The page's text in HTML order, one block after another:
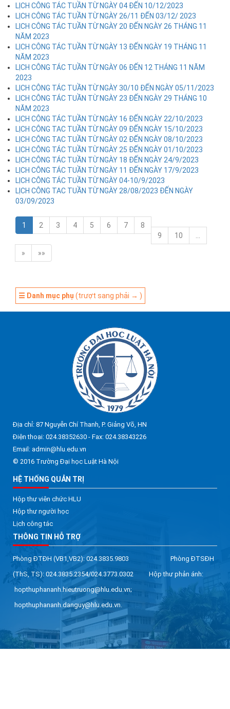
LỊCH CÔNG TÁC TUẦN TỪ NGÀY 04 ĐẾN 10/12/2023
LỊCH CÔNG TÁC TUẦN TỪ NGÀY 26/11 ĐẾN 03/12/ 2023
LỊCH CÔNG TÁC TUẦN TỪ NGÀY 20 ĐẾN NGÀY 26 THÁNG 11
NĂM 2023
LỊCH CÔNG TÁC TUẦN TỪ NGÀY 13 ĐẾN NGÀY 19 THÁNG 11
NĂM 2023
LỊCH CÔNG TÁC TUẦN TỪ NGÀY 06 ĐẾN 12 THÁNG 11 NĂM
2023
LỊCH CÔNG TÁC TUẦN TỪ NGÀY 30/10 ĐẾN NGÀY 05/11/2023
LỊCH CÔNG TÁC TUẦN TỪ NGÀY 23 ĐẾN NGÀY 29 THÁNG 10
NĂM 2023
LỊCH CÔNG TÁC TUẦN TỪ NGÀY 16 ĐẾN NGÀY 22/10/2023
LỊCH CÔNG TAC TUẦN TỪ NGÀY 09 ĐẾN NGÀY 15/10/2023
LỊCH CÔNG TAC TUẦN TỪ NGÀY 02 ĐẾN NGÀY 08/10/2023
LỊCH CÔNG TÁC TUẦN TỪ NGÀY 25 ĐẾN NGÀY 01/10/2023
LỊCH CÔNG TÁC TUẦN TỪ NGÀY 18 ĐẾN NGÀY 24/9/2023
LỊCH CÔNG TÁC TUẦN TỪ NGÀY 11 ĐẾN NGÀY 17/9/2023
LỊCH CÔNG TÁC TUẦN TỪ NGÀY 04-10/9/2023
LỊCH CÔNG TAC TUẦN TỪ NGÀY 28/08/2023 ĐẾN NGÀY
03/09/2023
1 2 3 4 5 6 7
8
9
10
» »»
☰ Danh mục phụ (trượt sang phải → )
Địa chỉ: 87 Nguyễn Chí Thanh, P. Giảng Võ, HN
Điện thoại: 024.38352630 - Fax: 024.38343226
Email: admin@hlu.edu.vn
© 2016 Trường Đại học Luật Hà Nội
HỆ THỐNG QUẢN TRỊ
Hộp thư viên chức HLU
Hộp thư người học
Lịch công tác
THÔNG TIN HỖ TRỢ
Phòng ĐTĐH (VB1,VB2): 024.3835.9803 Phòng ĐTSĐH
(ThS, TS): 024.3835.2354/024.3773.0302 Hộp thư phản ánh:
hopthuphananh.hieutruong@hlu.edu.vn;
hopthuphananh.danguy@hlu.edu.vn.